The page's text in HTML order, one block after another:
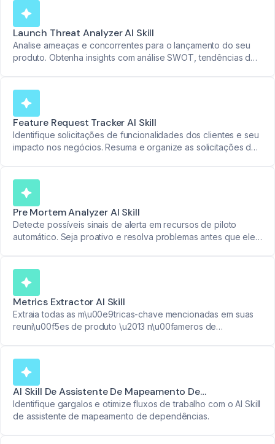
Launch Threat Analyzer AI Skill
Analise ameaças e concorrentes para o lançamento do seu
produto. Obtenha insights com análise SWOT, tendências de
Feature Request Tracker AI Skill
Identifique solicitações de funcionalidades dos clientes e seu
impacto nos negócios. Resuma e organize as solicitações de
Pre Mortem Analyzer AI Skill
Detecte possíveis sinais de alerta em recursos de piloto
automático. Seja proativo e resolva problemas antes que eles
Metrics Extractor AI Skill
Extraia todas as m\u00e9tricas-chave mencionadas em suas
reuni\u00f5es de produto \u2013 n\u00fameros de
AI Skill De Assistente De Mapeamento De
Dependências
Identifique gargalos e otimize fluxos de trabalho com o AI Skill
de assistente de mapeamento de dependências.